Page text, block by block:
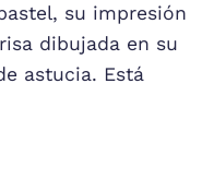
su impresión
dibujada en su
astucia. Está